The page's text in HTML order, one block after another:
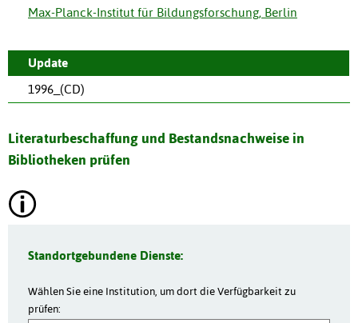
Max-Planck-Institut für Bildungsforschung, Berlin
Update
1996_(CD)
Literaturbeschaffung und Bestandsnachweise in
Bibliotheken prüfen
Standortgebundene Dienste:
Wählen Sie eine Institution, um dort die Verfügbarkeit zu
prüfen: